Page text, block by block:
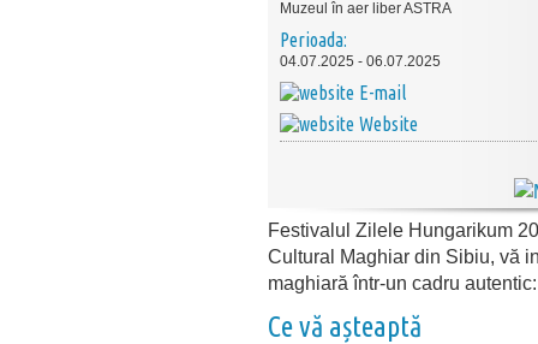
Muzeul în aer liber ASTRA
Perioada:
04.07.2025 - 06.07.2025
E-mail
Website
Festivalul Zilele Hungarikum
Cultural Maghiar din Sibiu, vă
maghiară într-un cadru
Ce vă așteaptă